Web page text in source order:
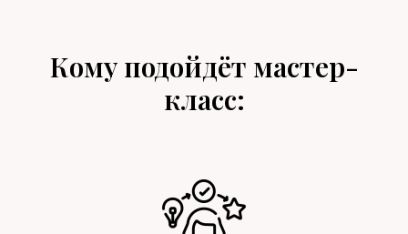
Кому подойдёт мастер-
класс: